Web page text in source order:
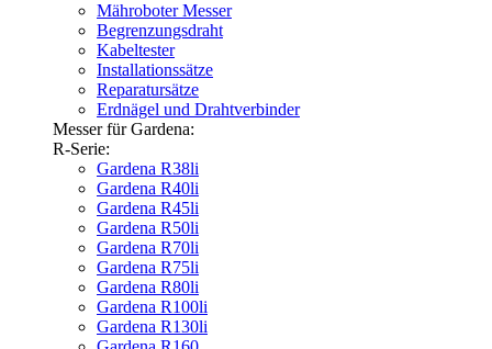
Mähroboter Messer
Begrenzungsdraht
Kabeltester
Installationssätze
Reparatursätze
Erdnägel und Drahtverbinder
Messer für Gardena:
R-Serie:
Gardena R38li
Gardena R40li
Gardena R45li
Gardena R50li
Gardena R70li
Gardena R75li
Gardena R80li
Gardena R100li
Gardena R130li